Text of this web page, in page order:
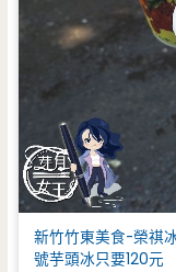
新竹竹東美食-榮祺
號芋頭冰只要120元